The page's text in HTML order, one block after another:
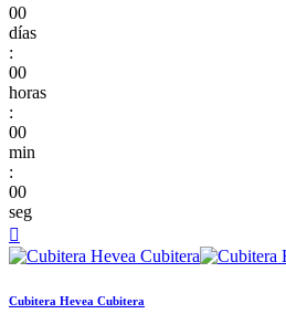
00
días
:
00
horas
:
00
min
:
00
seg

Cubitera Hevea Cubitera